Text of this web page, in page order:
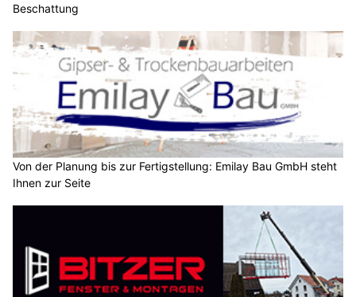
Beschattung
Von der Planung bis zur Fertigstellung: Emilay Bau GmbH steht
Ihnen zur Seite